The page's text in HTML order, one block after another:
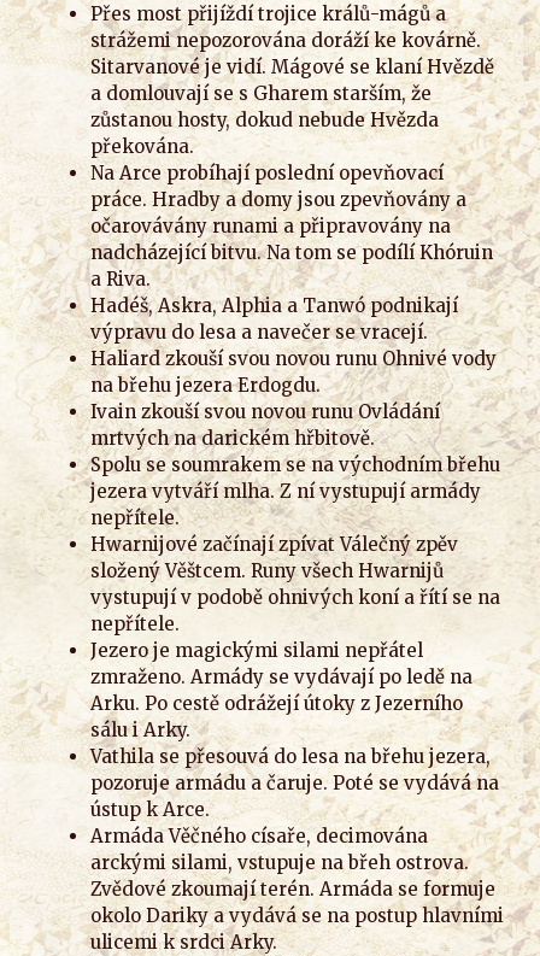
Přes most přijíždí trojice králů-mágů a
strážemi nepozorována doráží ke kovárně.
Sitarvanové je vidí. Mágové se klaní Hvězdě
a domlouvají se s Gharem starším, že
zůstanou hosty, dokud nebude Hvězda
překována.
Na Arce probíhají poslední opevňovací
práce. Hradby a domy jsou zpevňovány a
očarovávány runami a připravovány na
nadcházející bitvu. Na tom se podílí Khóruin
a Riva.
Hadéš, Askra, Alphia a Tanwó podnikají
výpravu do lesa a navečer se vracejí.
Haliard zkouší svou novou runu Ohnivé vody
na břehu jezera Erdogdu.
Ivain zkouší svou novou runu Ovládání
mrtvých na darickém hřbitově.
Spolu se soumrakem se na východním břehu
jezera vytváří mlha. Z ní vystupují armády
nepřítele.
Hwarnijové začínají zpívat Válečný zpěv
složený Věštcem. Runy všech Hwarnijů
vystupují v podobě ohnivých koní a řítí se na
nepřítele.
Jezero je magickými silami nepřátel
zmraženo. Armády se vydávají po ledě na
Arku. Po cestě odrážejí útoky z Jezerního
sálu i Arky.
Vathila se přesouvá do lesa na břehu jezera,
pozoruje armádu a čaruje. Poté se vydává na
ústup k Arce.
Armáda Věčného císaře, decimována
arckými silami, vstupuje na břeh ostrova.
Zvědové zkoumají terén. Armáda se formuje
okolo Dariky a vydává se na postup hlavními
ulicemi k srdci Arky.